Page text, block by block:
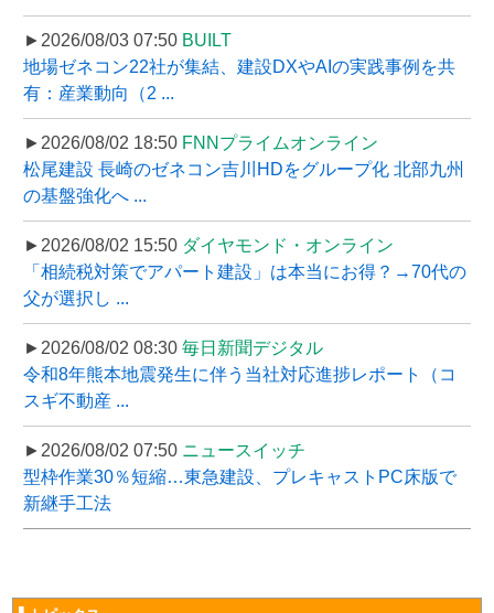
►2026/08/03 07:50 BUILT
地場ゼネコン22社が集結、建設DXやAIの実践事例を共
有：産業動向（2 ...
►2026/08/02 18:50 FNNプライムオンライン
松尾建設 長崎のゼネコン吉川HDをグループ化 北部九州
の基盤強化へ ...
►2026/08/02 15:50 ダイヤモンド・オンライン
「相続税対策でアパート建設」は本当にお得？→70代の
父が選択し ...
►2026/08/02 08:30 毎日新聞デジタル
令和8年熊本地震発生に伴う当社対応進捗レポート（コ
スギ不動産 ...
►2026/08/02 07:50 ニュースイッチ
型枠作業30％短縮…東急建設、プレキャストPC床版で
新継手工法